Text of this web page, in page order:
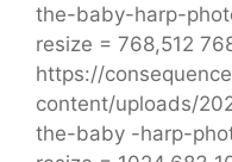
the-baby-harp-
resize = 768,512
https://
content/uploads/
the-baby -harp-